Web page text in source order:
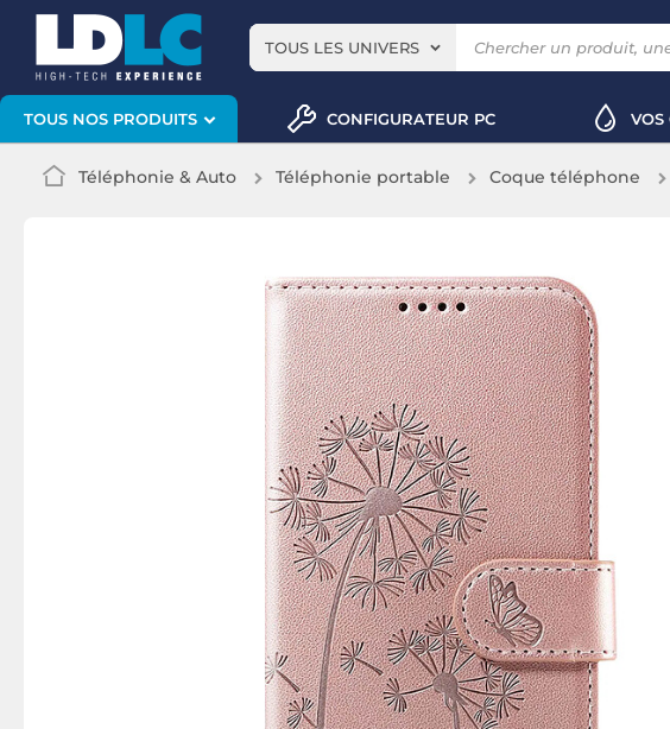
TOUS LES UNIVERS
TOUS NOS PRODUITS CONFIGURATEUR PC VOS
Téléphonie & Auto Téléphonie portable Coque téléphone